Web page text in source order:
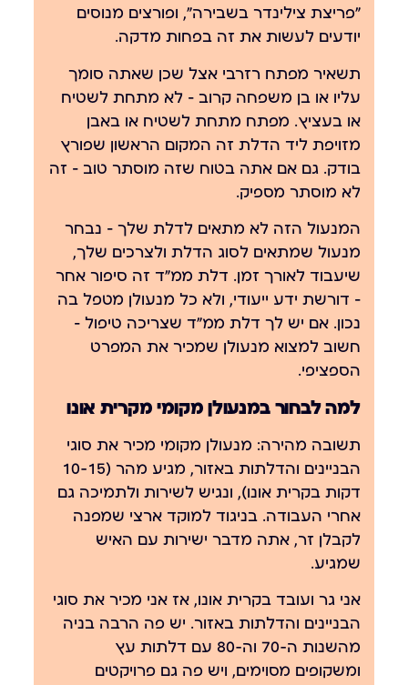
"פריצת צילינדר בשבירה", ופורצים מנוסים
יודעים לעשות את זה בפחות מדקה.
תשאיר מפתח רזרבי אצל שכן שאתה סומך
עליו או בן משפחה קרוב — לא מתחת לשטיח
או בעציץ. מפתח מתחת לשטיח או באבן
מזויפת ליד הדלת זה המקום הראשון שפורץ
בודק. גם אם אתה בטוח שזה מוסתר טוב — זה
לא מוסתר מספיק.
המנעול הזה לא מתאים לדלת שלך — נבחר
מנעול שמתאים לסוג הדלת ולצרכים שלך,
שיעבוד לאורך זמן. דלת ממ"ד זה סיפור אחר
— דורשת ידע ייעודי, ולא כל מנעולן מטפל בה
נכון. אם יש לך דלת ממ"ד שצריכה טיפול —
חשוב למצוא מנעולן שמכיר את המפרט
הספציפי.
למה לבחור במנעולן מקומי מקרית אונו
תשובה מהירה: מנעולן מקומי מכיר את סוגי
הבניינים והדלתות באזור, מגיע מהר (10-15
דקות בקרית אונו), ונגיש לשירות ולתמיכה גם
אחרי העבודה. בניגוד למוקד ארצי שמפנה
לקבלן זר, אתה מדבר ישירות עם האיש
שמגיע.
אני גר ועובד בקרית אונו, אז אני מכיר את סוגי
הבניינים והדלתות באזור. יש פה הרבה בניה
מהשנות ה-70 וה-80 עם דלתות עץ
ומשקופים מסוימים, ויש פה גם פרויקטים